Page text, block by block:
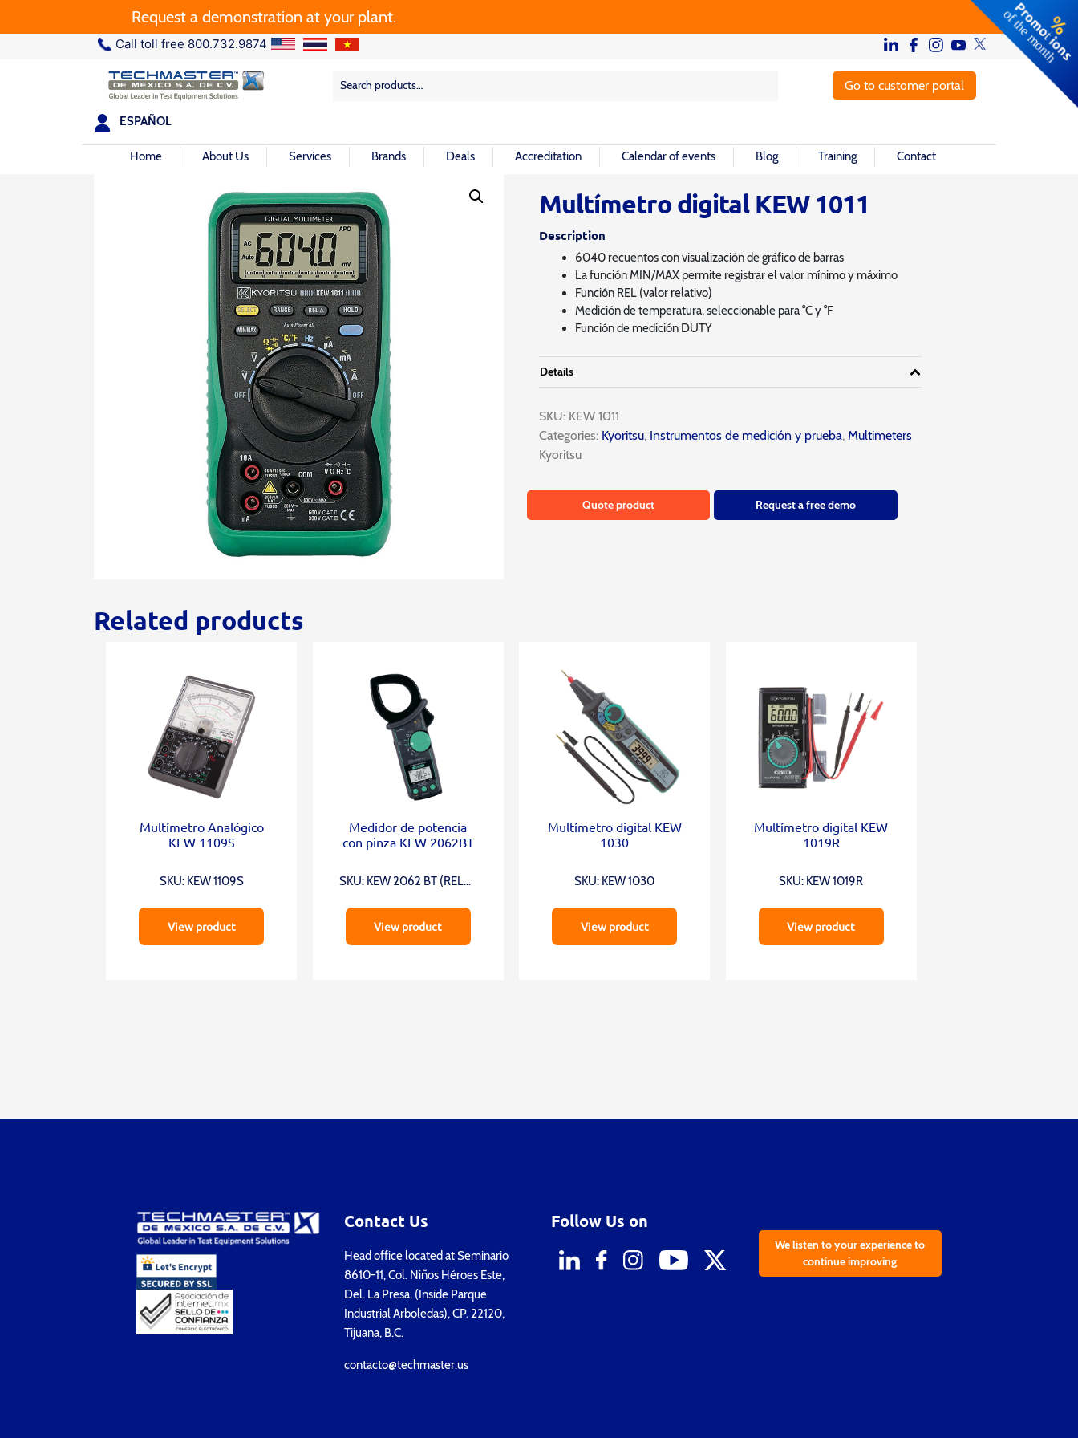
Request a demonstration at your plant.
Call toll free 800.732.9874
Search
Search Go to customer portal
ESPAÑOL
Home About Us Services Brands Deals Accreditation Calendar of events Blog Training Contact
Multímetro digital KEW 1011
Description
6040 recuentos con visualización de gráfico de barras
La función MIN/MAX permite registrar el valor mínimo y máximo
Función REL (valor relativo)
Medición de temperatura, seleccionable para °C y °F
Función de medición DUTY
Details
SKU: KEW 1011
Categories:Kyoritsu, Instrumentos de medición y prueba, Multimeters
Kyoritsu
Quote product Request a free demo
Related products
Multímetro Analógico
KEW 1109S
SKU: KEW 1109S
View product
Medidor de potencia
con pinza KEW 2062BT
SKU: KEW 2062 BT (RELOJ
View product
Multímetro digital KEW
1030
SKU: KEW 1030
View product
Multímetro digital KEW
1019R
SKU: KEW 1019R
View product
Contact Us
Head office located at Seminario
8610-11, Col. Niños Héroes Este,
Del. La Presa, (Inside Parque
Industrial Arboledas), CP. 22120,
Tijuana, B.C.
contacto@techmaster.us
Follow Us on
We listen to your experience to
continue improving